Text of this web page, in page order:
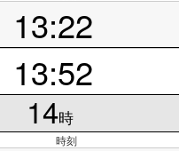
13:22
13:52
14時
時刻